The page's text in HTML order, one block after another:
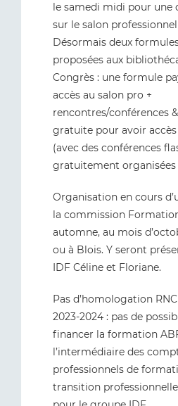
le samedi midi pour une
sur le salon
Désormais deux
proposées aux
Congrès : une formule
accès au salon pro +
rencontres/conférences
gratuite pour avoir
(avec des conférences
gratuitement organisées
Organisation en cours
la commission
automne, au mois
ou à Blois. Y seront
IDF Céline et Floriane.
Pas d’homologation
2023-2024 : pas de
financer la formation
l’intermédiaire des
professionnels de
transition